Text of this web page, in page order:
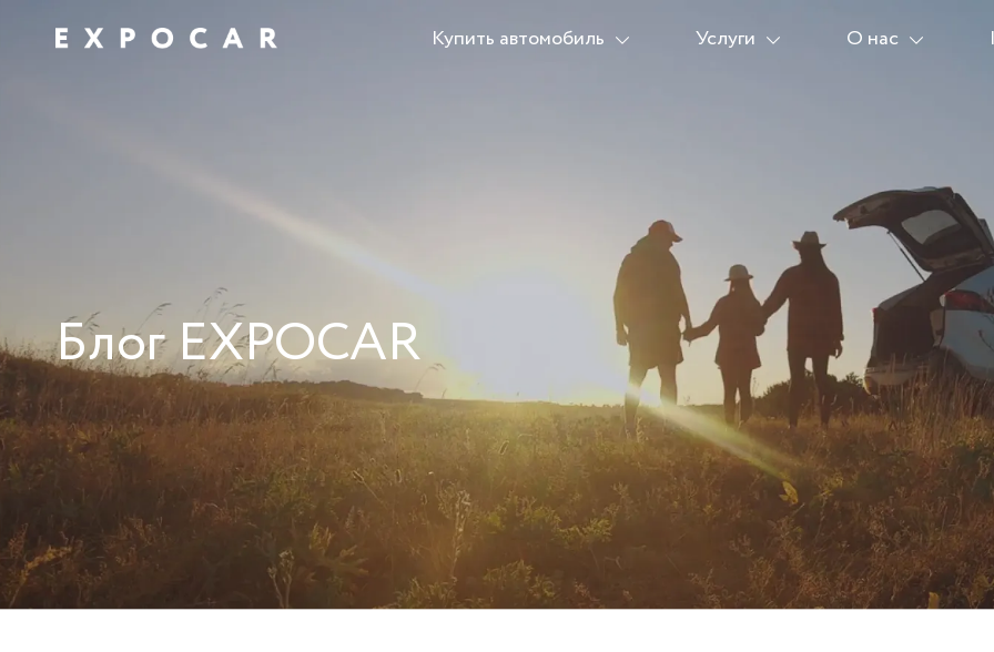
Купить автомобиль Услуги О нас
Блог EXPOCAR